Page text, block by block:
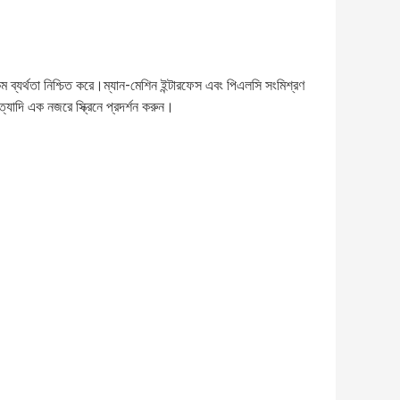
নিশ্চিত করে।ম্যান-মেশিন ইন্টারফেস এবং পিএলসি সংমিশ্রণ
এক নজরে স্ক্রিনে প্রদর্শন করুন।